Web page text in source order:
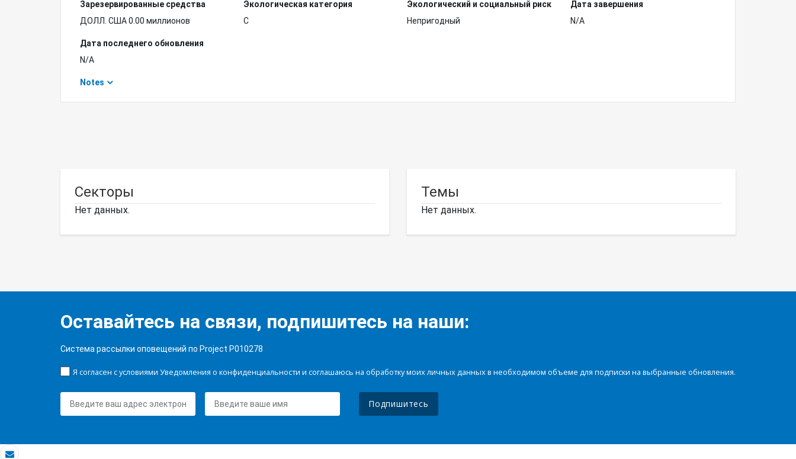
Зарезервированные средства
ДОЛЛ. США 0.00 миллионов
Экологическая категория
C
Экологический и социальный риск
Непригодный
Дата завершения
N/A
Дата последнего обновления
N/A
Notes
Секторы
Нет данных.
Темы
Нет данных.
Оставайтесь на связи, подпишитесь на наши:
Система рассылки оповещений по Project P010278
Я согласен с условиями Уведомления о конфиденциальности и соглашаюсь на обработку моих личных данных в необходимом объеме для подписки на выбранные обновления.
Подпишитесь